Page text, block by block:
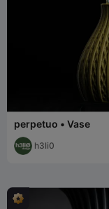
perpetuo • Vase
h3li0